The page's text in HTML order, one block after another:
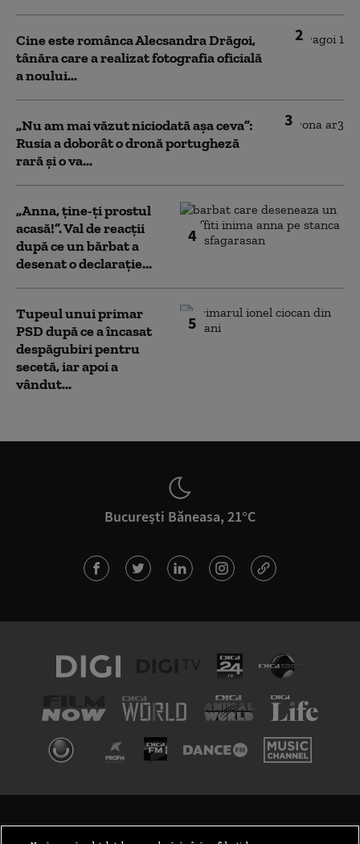
2
Cine este românca Alecsandra Drăgoi,
tânăra care a realizat fotografia oficială
a noului...
3
„Nu am mai văzut niciodată așa ceva”:
Rusia a doborât o dronă portugheză
rară și o va...
4
„Anna, ţine-ţi prostul
acasă!”. Val de reacții
după ce un bărbat a
desenat o declarație...
5
Tupeul unui primar
PSD după ce a încasat
despăgubiri pentru
secetă, iar apoi a
vândut...
București Băneasa, 21°C